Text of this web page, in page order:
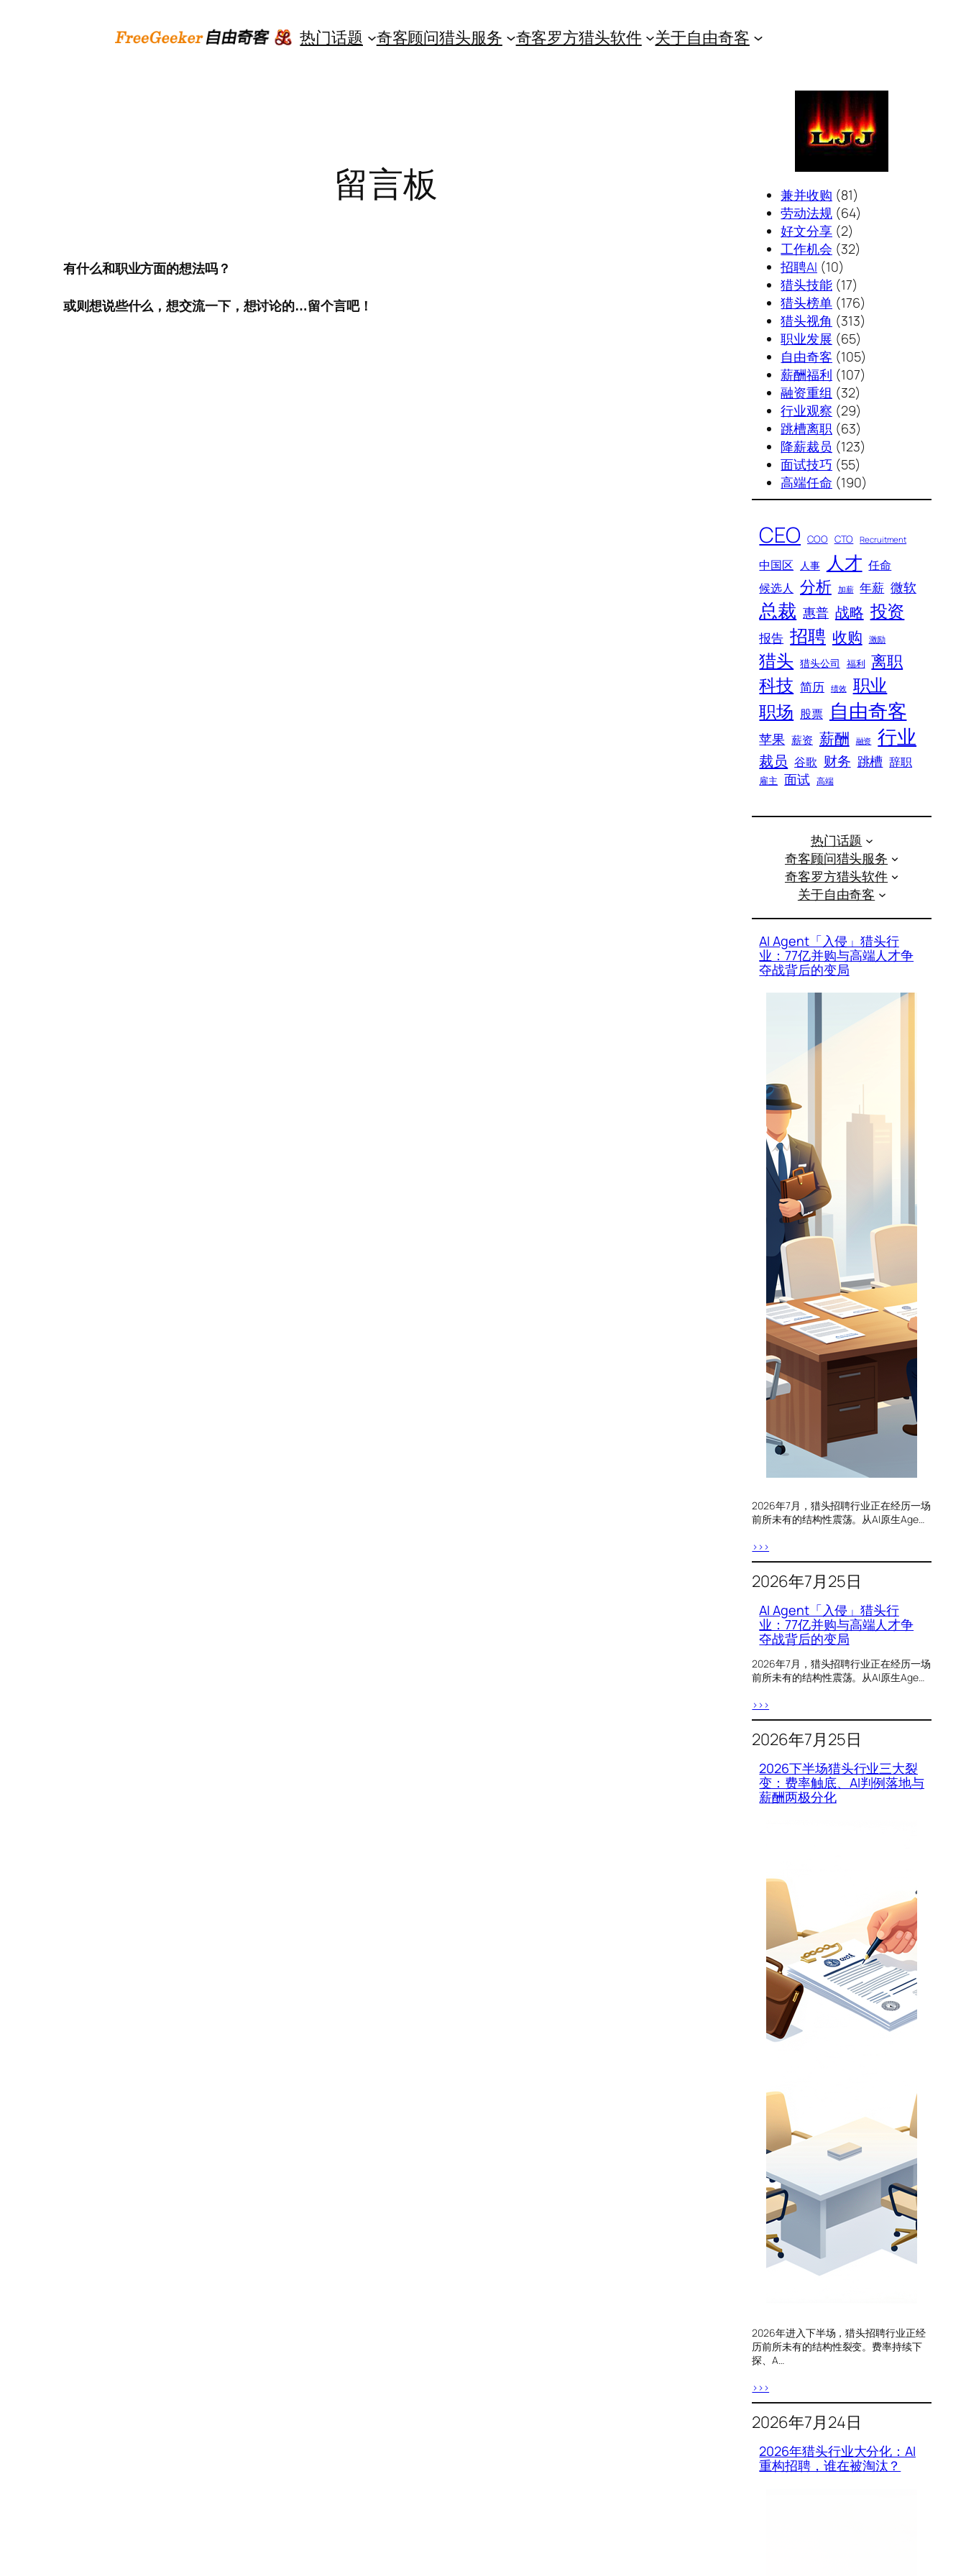
热门话题 奇客顾问猎头服务 奇客罗方猎头软件 关于自由奇客
留言板
有什么和职业方面的想法吗？
或则想说些什么，想交流一下，想讨论的…留个言吧！
兼并收购 (81)
劳动法规 (64)
好文分享 (2)
工作机会 (32)
招聘AI (10)
猎头技能 (17)
猎头榜单 (176)
猎头视角 (313)
职业发展 (65)
自由奇客 (105)
薪酬福利 (107)
融资重组 (32)
行业观察 (29)
跳槽离职 (63)
降薪裁员 (123)
面试技巧 (55)
高端任命 (190)
CEO COO CTO Recruitment
中国区 人事 人才 任命
候选人 分析 加薪 年薪 微软
总裁 惠普 战略 投资
报告 招聘 收购 激励
猎头 猎头公司 福利 离职
科技 简历 绩效 职业
职场 股票 自由奇客
苹果 薪资 薪酬 融资 行业
裁员 谷歌 财务 跳槽 辞职
雇主 面试 高端
热门话题
奇客顾问猎头服务
奇客罗方猎头软件
关于自由奇客
AI Agent「入侵」猎头行
业：77亿并购与高端人才争
夺战背后的变局
2026年7月，猎头招聘行业正在经历一场
前所未有的结构性震荡。从AI原生Age…
>>>
2026年7月25日
AI Agent「入侵」猎头行
业：77亿并购与高端人才争
夺战背后的变局
2026年7月，猎头招聘行业正在经历一场
前所未有的结构性震荡。从AI原生Age…
>>>
2026年7月25日
2026下半场猎头行业三大裂
变：费率触底、AI判例落地与
薪酬两极分化
2026年进入下半场，猎头招聘行业正经
历前所未有的结构性裂变。费率持续下
探、A…
>>>
2026年7月24日
2026年猎头行业大分化：AI
重构招聘，谁在被淘汰？